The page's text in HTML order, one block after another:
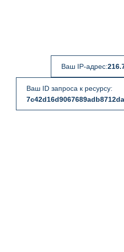
Ваш IP-адрес:
Ваш ID запроса к ресурсу: